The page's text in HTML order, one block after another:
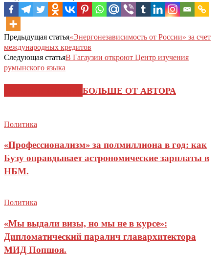
Предыдущая статья«Энергонезависимость от России» за счет
международных кредитов
Следующая статьяВ Гагаузии откроют Центр изучения
румынского языка
БОЛЬШЕ ОТ АВТОРА
Политика
«Профессионализм» за полмиллиона в год: как
Бузу оправдывает астрономические зарплаты в
НБМ.
Политика
«Мы выдали визы, но мы не в курсе»:
Дипломатический паралич главархитектора
МИД Попшоя.